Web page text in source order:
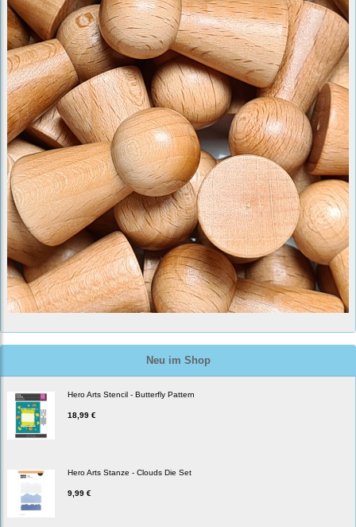
Neu im Shop
Hero Arts Stencil - Butterfly Pattern
18,99 €
Hero Arts Stanze - Clouds Die Set
9,99 €